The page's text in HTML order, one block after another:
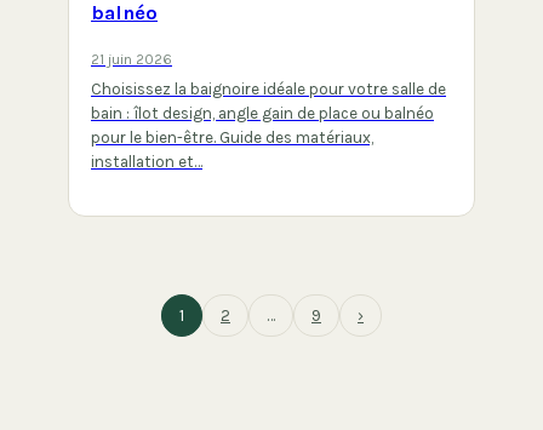
balnéo
21 juin 2026
Choisissez la baignoire idéale pour votre salle de
bain : îlot design, angle gain de place ou balnéo
pour le bien-être. Guide des matériaux,
installation et…
1 2 … 9 ›